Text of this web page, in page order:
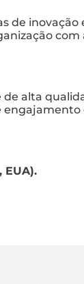
de inovação
com
alta